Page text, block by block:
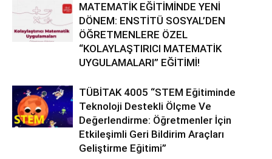
MATEMATİK EĞİTİMİNDE YENİ
DÖNEM: ENSTİTÜ SOSYAL’DEN
ÖĞRETMENLERE ÖZEL
“KOLAYLAŞTIRICI MATEMATİK
UYGULAMALARI” EĞİTİMİ!
TÜBİTAK 4005 “STEM Eğitiminde
Teknoloji Destekli Ölçme Ve
Değerlendirme: Öğretmenler İçin
Etkileşimli Geri Bildirim Araçları
Geliştirme Eğitimi”